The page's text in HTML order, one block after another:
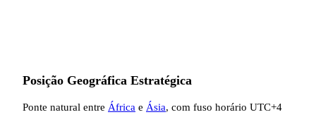
Posição Geográfica Estratégica
Ponte natural entre África e Ásia, com fuso horário UTC+4